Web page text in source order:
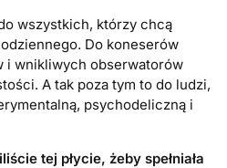
wszystkich, którzy chcą
Do koneserów
i wnikliwych obserwatorów
A tak poza tym to do ludzi,
psychodeliczną i
tej płycie, żeby spełniała